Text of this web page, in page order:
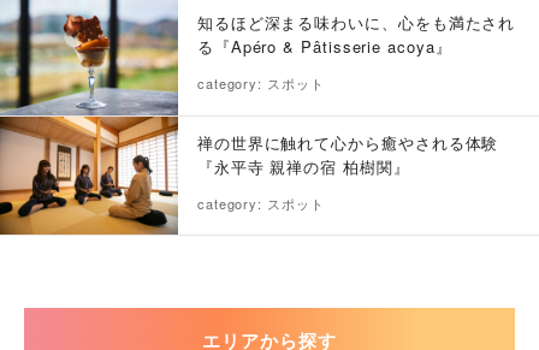
知るほど深まる味わいに、心をも満たされ
る『Apéro & Pâtisserie acoya』
category: スポット
禅の世界に触れて心から癒やされる体験
『永平寺 親禅の宿 柏樹関』
category: スポット
エリアから探す